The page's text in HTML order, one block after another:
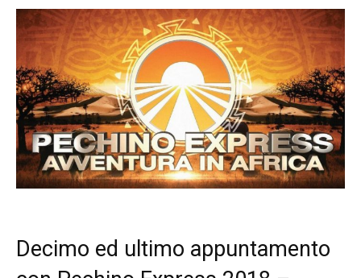
Decimo ed ultimo appuntamento